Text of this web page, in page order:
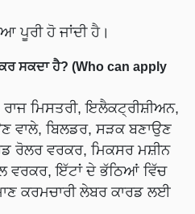
ਪੂਰੀ ਹੋ ਜਾਂਦੀ ਹੈ।
ਸਕਦਾ ਹੈ? (Who can apply
ਮਿਸਤਰੀ, ਇਲੈਕਟ੍ਰੀਸ਼ੀਅਨ,
ਵਾਲੇ, ਬਿਲਡਰ, ਸੜਕ ਬਣਾਉਣ
ਰੋਲਰ ਵਰਕਰ, ਮਿਕਸਰ ਮਸ਼ੀਨ
ਵਰਕਰ, ਇੱਟਾਂ ਦੇ ਭੱਠਿਆਂ ਵਿੱਚ
ਕਰਮਚਾਰੀ ਲੇਬਰ ਕਾਰਡ ਲਈ